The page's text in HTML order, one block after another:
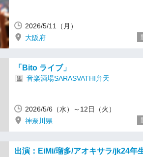
2026/5/11（月）
大阪府
「Bito ライブ」
音楽酒場SARASVATHI弁天
2026/5/6（水）～12日（火）
神奈川県
出演：EiMi/瑠多/アオキサラ/jk24年